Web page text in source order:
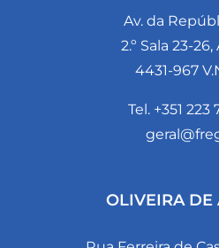
Av. da
2.º Sala 23-
4431-967
Tel. +351 223
OLIVEIRA DE